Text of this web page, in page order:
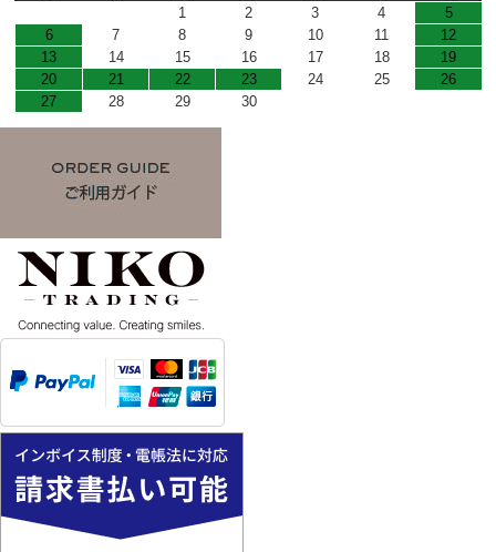
1
2 3 4
5
6
7 8 9 10 11
12
13
14 15 16 17 18
19
20
21 22 23 24 25
26
27
28 29 30